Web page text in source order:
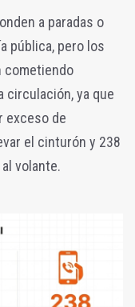
a paradas o
pública, pero los
cometiendo
circulación, ya que
exceso de
el cinturón y 238
volante.